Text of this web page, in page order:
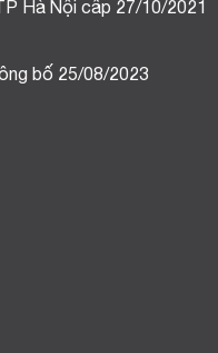
Hà Nội cấp 27/10/2021
bố 25/08/2023